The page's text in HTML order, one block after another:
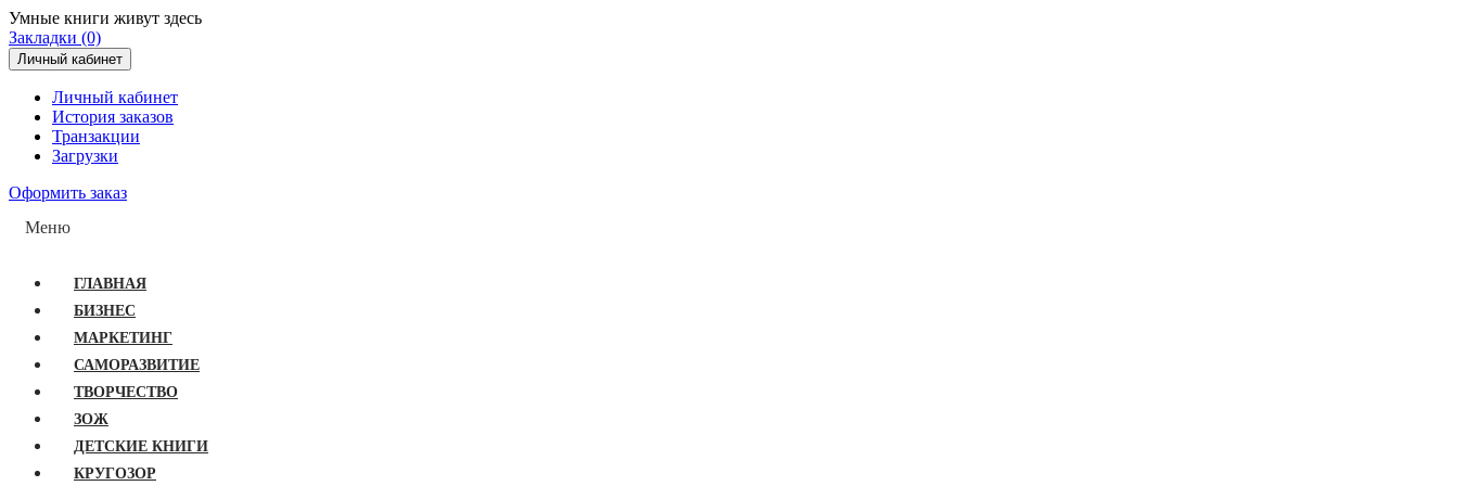
Умные книги живут здесь
Закладки (0)
Личный кабинет
Личный кабинет
История заказов
Транзакции
Загрузки
Оформить заказ
Меню
ГЛАВНАЯ
БИЗНЕС
МАРКЕТИНГ
САМОРАЗВИТИЕ
ТВОРЧЕСТВО
ЗОЖ
ДЕТСКИЕ КНИГИ
КРУГОЗОР